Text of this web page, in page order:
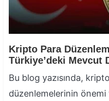
Kripto Para
Türkiye’deki Mevcut
Bu blog yazısında,
düzenlemelerinin önemi